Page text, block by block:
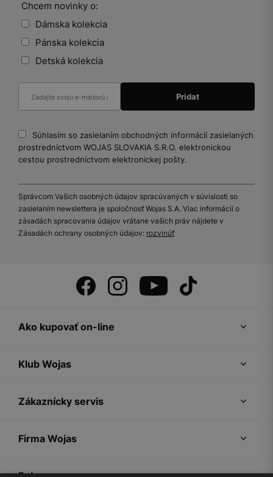
Chcem novinky o:
Dámska kolekcia
Pánska kolekcia
Detská kolekcia
Súhlasím so zasielaním obchodných informácií zasielaných
prostredníctvom WOJAS SLOVAKIA S.R.O. elektronickou
cestou prostredníctvom elektronickej pošty.
Správcom Vašich osobných údajov spracúvaných v súvislosti so
zasielaním newslettera je spoločnosť Wojas S.A. Viac informácií o
zásadách spracovania údajov vrátane vašich práv nájdete v
Zásadách ochrany osobných údajov: rozvinúť
Ako kupovať on-line
Klub Wojas
Zákaznícky servis
Firma Wojas